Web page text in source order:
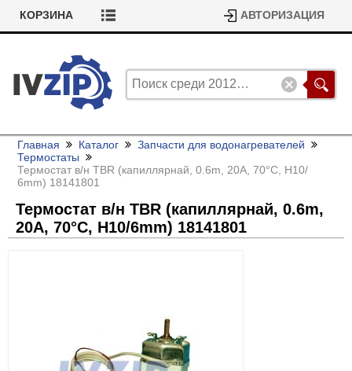
КОРЗИНА АВТОРИЗАЦИЯ
Главная Каталог
Запчасти для водонагревателей
Термостаты
Термостат в/н TBR (капиллярнай, 0.6m, 20A, 70°C, H10/
6mm) 18141801
Термостат в/н TBR (капиллярнай, 0.6m,
20A, 70°C, H10/6mm) 18141801